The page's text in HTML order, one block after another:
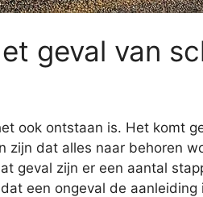
geval van
ook ontstaan is. Het komt
zijn dat alles naar behoren
geval zijn er een aantal
een ongeval de aanleiding